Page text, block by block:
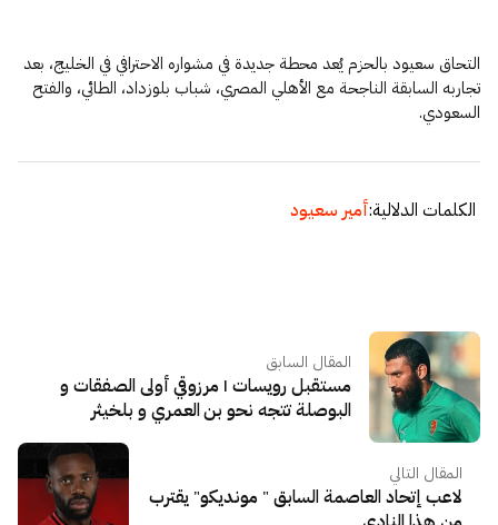
التحاق سعيود بالحزم يُعد محطة جديدة في مشواره الاحترافي في الخليج، بعد
تجاربه السابقة الناجحة مع الأهلي المصري، شباب بلوزداد، الطائي، والفتح
السعودي.
الكلمات الدلالية:أمير سعيود
المقال السابق
مستقبل رويسات | مرزوقي أولى الصفقات و
البوصلة تتجه نحو بن العمري و بلخيثر
المقال التالي
لاعب إتحاد العاصمة السابق " مونديكو" يقترب